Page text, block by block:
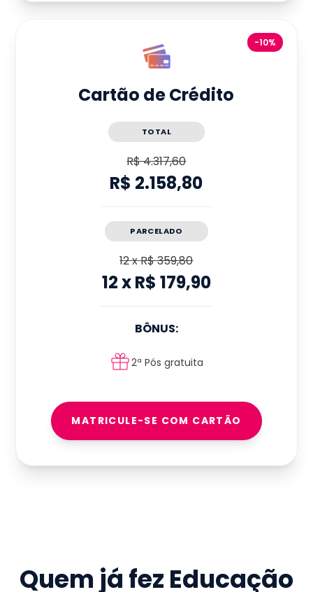
-10%
Cartão de Crédito
TOTAL
R$ 4.317,60
R$ 2.158,80
PARCELADO
12xR$ 359,80
12xR$ 179,90
BÔNUS:
2ª Pós gratuita
MATRICULE-SE COM CARTÃO
Quem já fez Educação